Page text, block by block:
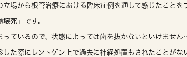
場から根管治療における臨床症例を通して感じたことを
死」です。
っているので、状態によっては歯を抜かないといけません
た際にレントゲン上で過去に神経処置もされたことがな